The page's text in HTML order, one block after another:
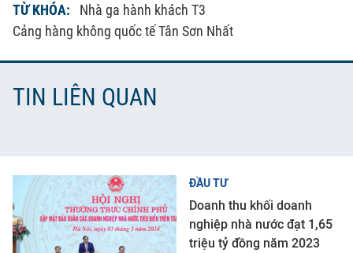
TỪ KHÓA:
Nhà ga hành khách T3
Cảng hàng không quốc tế Tân Sơn Nhất
TIN LIÊN QUAN
ĐẦU TƯ
Doanh thu khối doanh
nghiệp nhà nước đạt 1,65
triệu tỷ đồng năm 2023